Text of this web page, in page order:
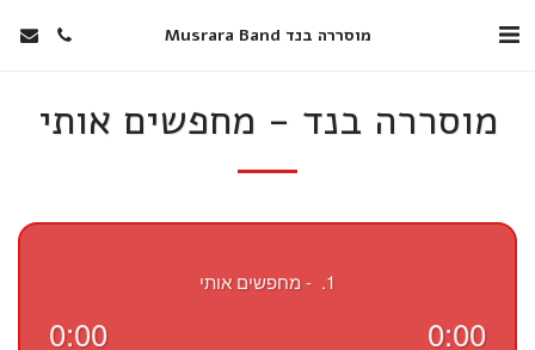
מוסררה בנד Musrara Band
מוסררה בנד - מחפשים אותי